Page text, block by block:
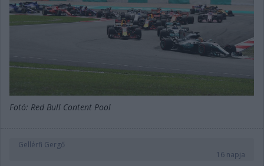
Fotó: Red Bull Content Pool
Gellérfi Gergő
16 napja